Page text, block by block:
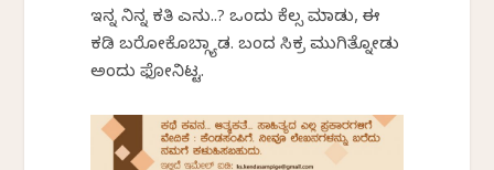
ಇನ್ನ ನಿನ್ನ ಕತಿ ಎನು..? ಒಂದು ಕೆಲ್ಸ ಮಾಡು, ಈ
ಕಡಿ ಬರೋಕೊಬ್ಗ್ಯಾಡ. ಬಂದ ಸಿಕ್ರ ಮುಗಿತ್ನೋಡು
ಅಂದು ಫೋನಿಟ್ಟ.